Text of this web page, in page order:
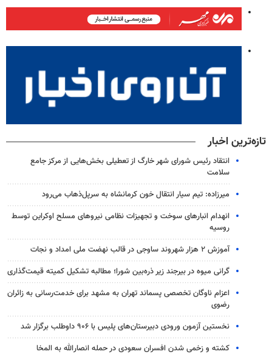
تازه‌ترین اخبار
انتقاد رئیس شورای شهر خارگ از تعطیلی بخش‌هایی از مرکز جامع
سلامت
میرزاده: تیم سیار انتقال خون کرمانشاه به سرپل‌ذهاب می‌رود
انهدام انبارهای سوخت و تجهیزات نظامی نیروهای مسلح اوکراین توسط
روسیه
آموزش ۲ هزار شهروند ساوجی در قالب نهضت ملی امداد و نجات
گرانی میوه در بیرجند زیر ذره‌بین شورا؛ مطالبه تشکیل کمیته قیمت‌گذاری
اعزام ناوگان تخصصی پسماند تهران به مشهد برای خدمت‌رسانی به زائران
رضوی
نخستین آزمون ورودی دبیرستان‌های پلیس با ۹۰۶ داوطلب برگزار شد
کشته و زخمی شدن افسران سعودی در حمله انصارالله به المخا